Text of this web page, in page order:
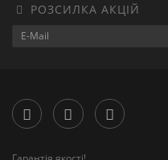
РОЗСИЛКА АКЦІЙ